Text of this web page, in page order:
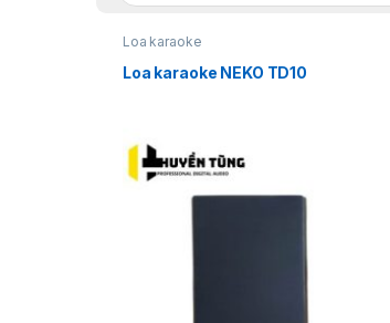
Loa karaoke
Loa karaoke NEKO TD10